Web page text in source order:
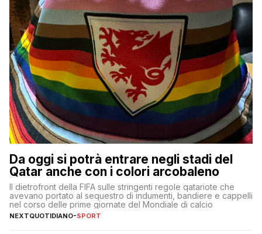
Da oggi si potrà entrare negli stadi del
Qatar anche con i colori arcobaleno
Il dietrofront della FIFA sulle stringenti regole qatariote che
avevano portato al sequestro di indumenti, bandiere e cappelli
nel corso delle prime giornate del Mondiale di calcio
NEXTQUOTIDIANO-SPORT